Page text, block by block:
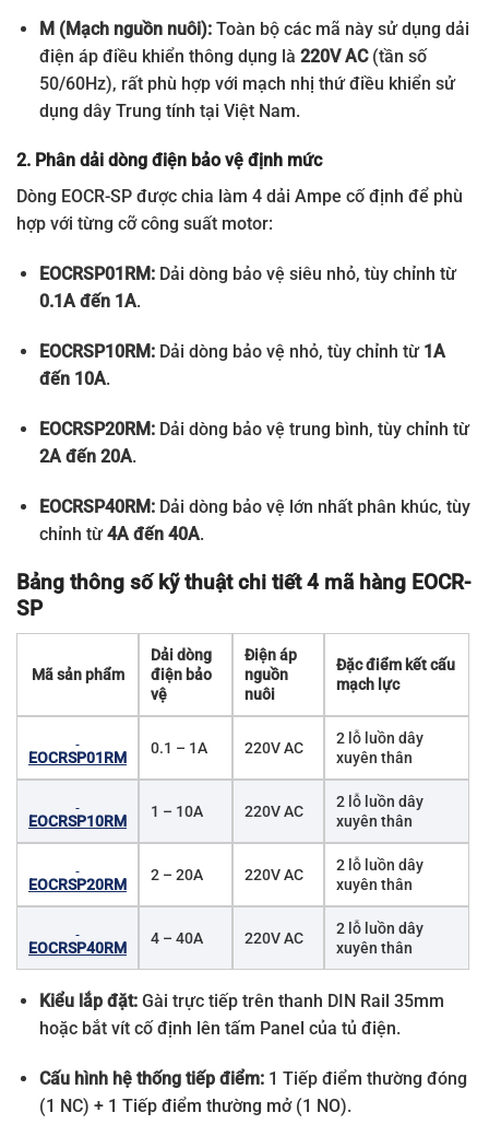
M (Mạch nguồn nuôi):Toàn bộ các mã này sử dụng dải
điện áp điều khiển thông dụng là 220V AC(tần số
50/60Hz), rất phù hợp với mạch nhị thứ điều khiển sử
dụng dây Trung tính tại Việt Nam.
2. Phân dải dòng điện bảo vệ định mức
Dòng EOCR-SP được chia làm 4 dải Ampe cố định để phù
hợp với từng cỡ công suất motor:
EOCRSP01RM:Dải dòng bảo vệ siêu nhỏ, tùy chỉnh từ
0.1A đến 1A.
EOCRSP10RM:Dải dòng bảo vệ nhỏ, tùy chỉnh từ 1A
đến 10A.
EOCRSP20RM:Dải dòng bảo vệ trung bình, tùy chỉnh từ
2A đến 20A.
EOCRSP40RM:Dải dòng bảo vệ lớn nhất phân khúc, tùy
chỉnh từ4A đến 40A.
Bảng thông số kỹ thuật chi tiết 4 mã hàng EOCR-
SP
Mã sản phẩm
Dải dòng
điện bảo
vệ
Điện áp
nguồn
nuôi
Đặc điểm kết cấu
mạch lực
EOCRSP01RM
0.1 – 1A 220V AC
2 lỗ luồn dây
xuyên thân
EOCRSP10RM
1 – 10A 220V AC
2 lỗ luồn dây
xuyên thân
EOCRSP20RM
2 – 20A 220V AC
2 lỗ luồn dây
xuyên thân
EOCRSP40RM
4 – 40A 220V AC
2 lỗ luồn dây
xuyên thân
Kiểu lắp đặt:Gài trực tiếp trên thanh DIN Rail 35mm
hoặc bắt vít cố định lên tấm Panel của tủ điện.
Cấu hình hệ thống tiếp điểm:1 Tiếp điểm thường đóng
(1 NC) + 1 Tiếp điểm thường mở (1 NO).